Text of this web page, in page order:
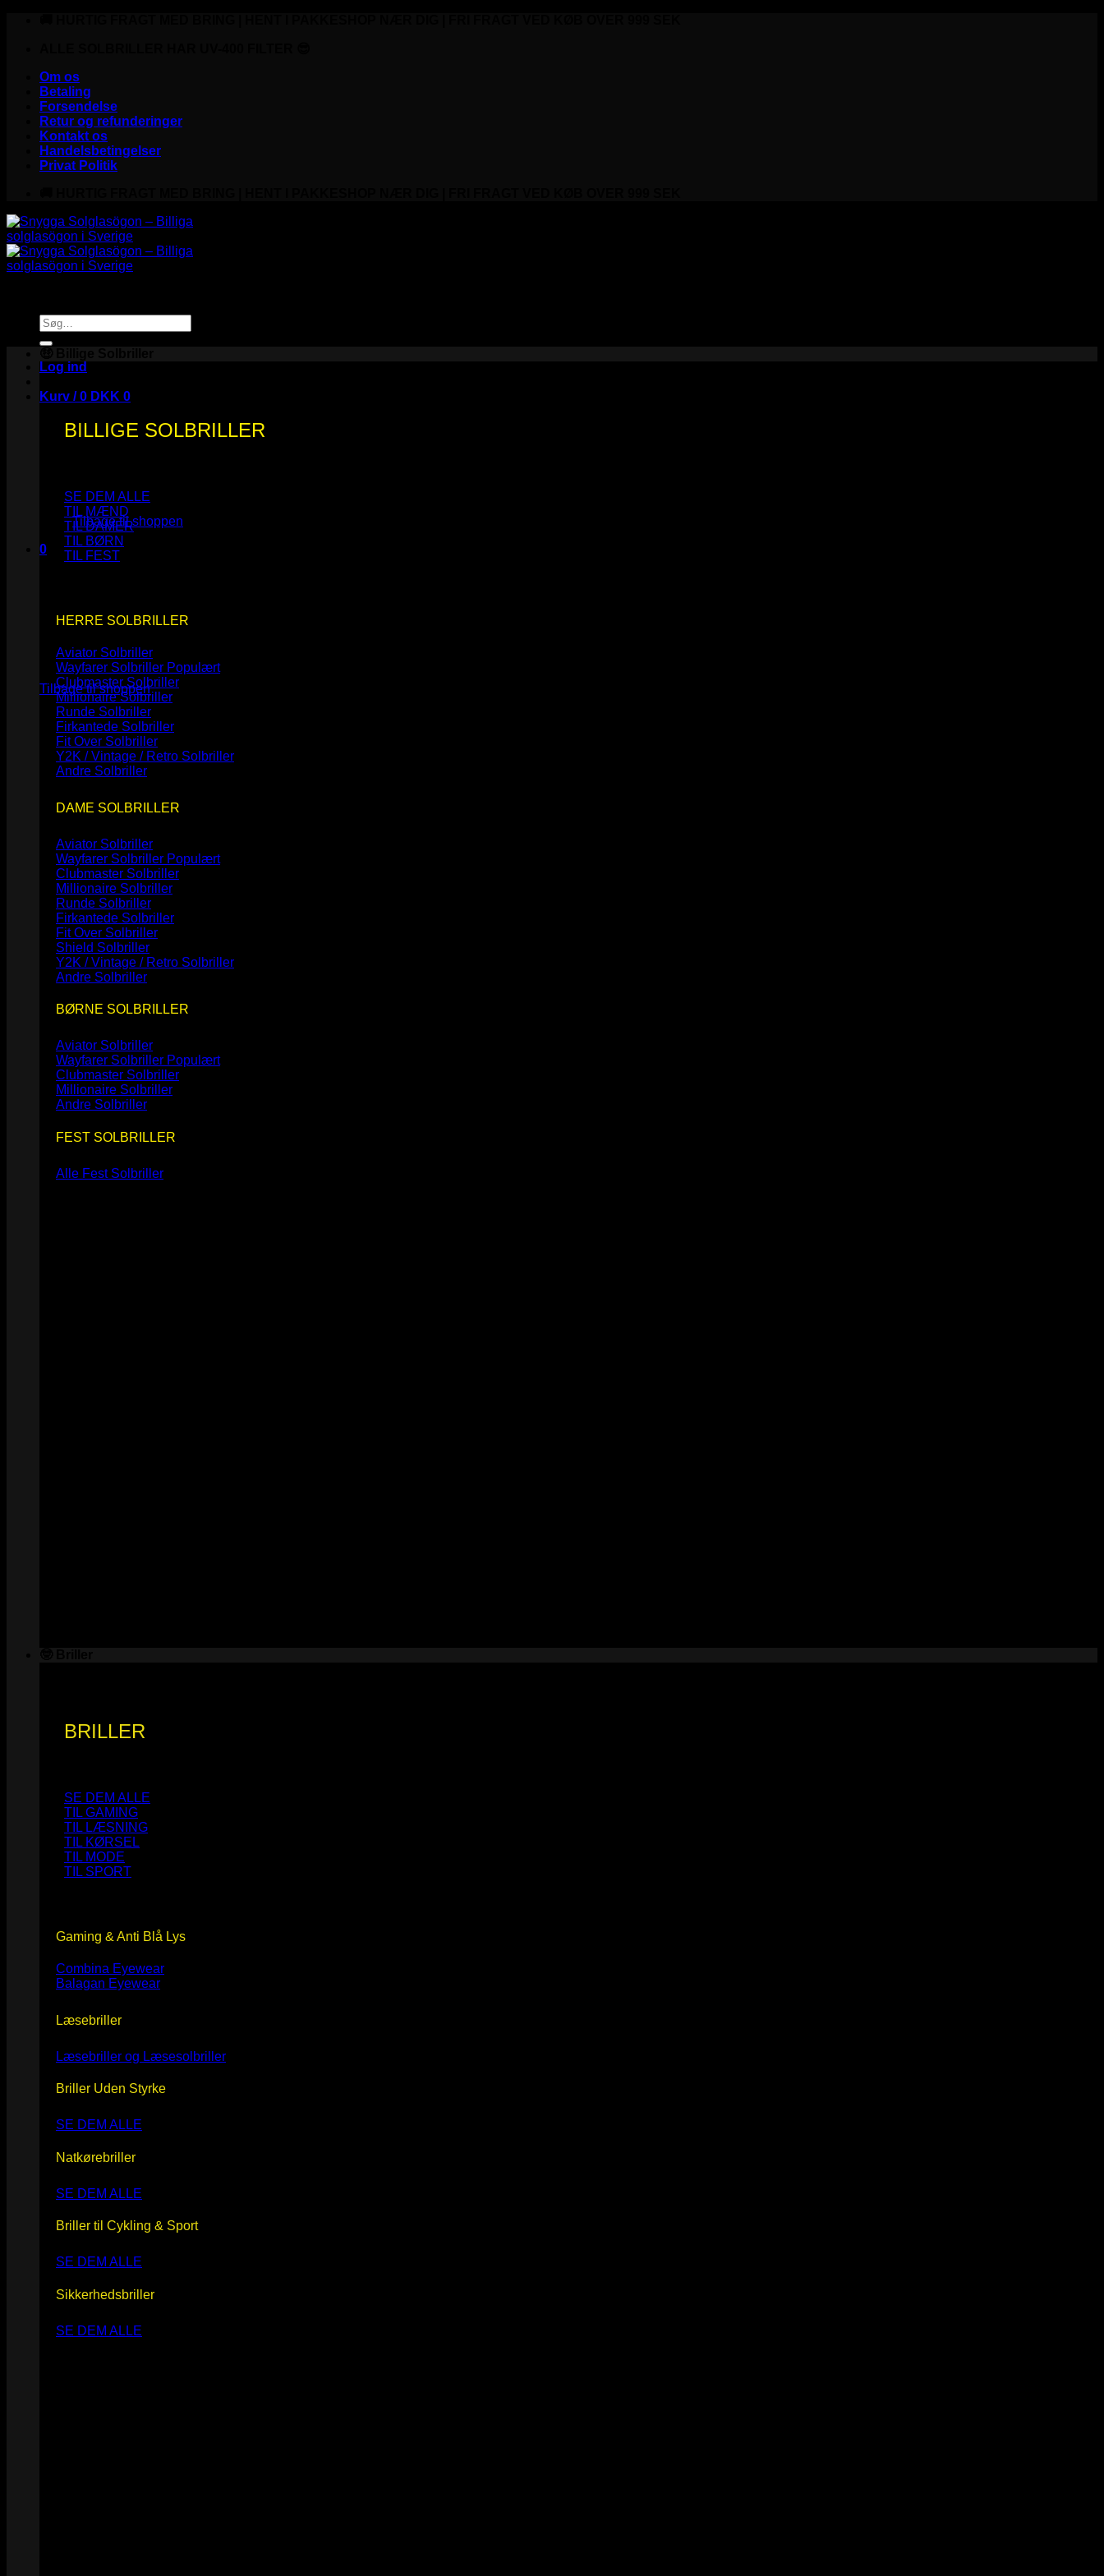
Om os
Betaling
Forsendelse
Retur og refunderinger
Kontakt os
Handelsbetingelser
Privat Politik
Søg
efter:
Log ind
Kurv /0 DKK 0
Ingen varer i kurven.
Tilbage til shoppen
0
Kurv
Ingen varer i kurven.
Tilbage til shoppen
BILLIGE SOLBRILLER
SE DEM ALLE
TIL MÆND
TIL DAMER
TIL BØRN
TIL FEST
HERRE SOLBRILLER
Aviator Solbriller
Wayfarer Solbriller
Clubmaster Solbriller
Millionaire Solbriller
Runde Solbriller
Firkantede Solbriller
Fit Over Solbriller
Y2K / Vintage / Retro Solbriller
Andre Solbriller
DAME SOLBRILLER
Aviator Solbriller
Wayfarer Solbriller
Clubmaster Solbriller
Millionaire Solbriller
Runde Solbriller
Firkantede Solbriller
Fit Over Solbriller
Shield Solbriller
Y2K / Vintage / Retro Solbriller
Andre Solbriller
BØRNE SOLBRILLER
Aviator Solbriller
Wayfarer Solbriller
Clubmaster Solbriller
Millionaire Solbriller
Andre Solbriller
FEST SOLBRILLER
Alle Fest Solbriller
BRILLER
SE DEM ALLE
TIL GAMING
TIL LÆSNING
TIL KØRSEL
TIL MODE
TIL SPORT
Gaming & Anti Blå Lys
Combina Eyewear
Balagan Eyewear
Læsebriller
Læsebriller og Læsesolbriller
Briller Uden Styrke
SE DEM ALLE
Natkørebriller
SE DEM ALLE
Briller til Cykling & Sport
SE DEM ALLE
Sikkerhedsbriller
SE DEM ALLE